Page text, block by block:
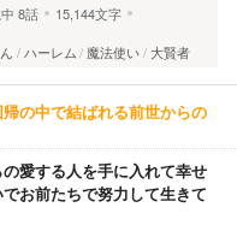
8話
15,144文字
ハーレム 魔法使い 大賢者
の中で結ばれる前世からの
愛する人を手に入れて幸せ
お前たちで努力して生きて